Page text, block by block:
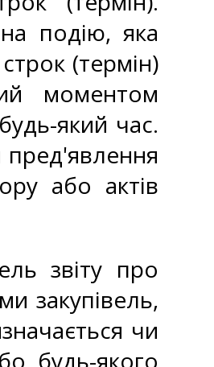
подію, яка
(термін)
моментом
який час.
або актів
звіту про
закупівель,
чи
будь-якого